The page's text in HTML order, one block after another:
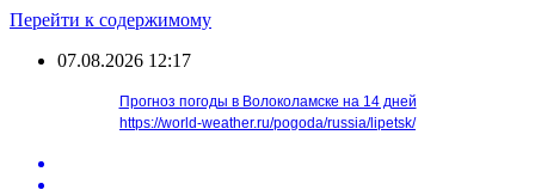
Перейти к содержимому
07.08.2026 12:17
Прогноз погоды в Волоколамске на 14 дней
https://world-weather.ru/pogoda/russia/lipetsk/